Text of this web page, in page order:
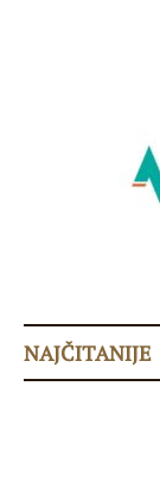
NAJČITANIJE